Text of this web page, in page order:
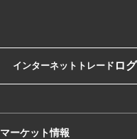
インターネットトレード ロ
マーケット情報